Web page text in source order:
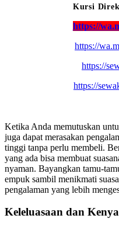
Kursi
https://
https://
https://
https://
Ketika Anda memutuskan
juga dapat merasakan
tinggi tanpa perlu membeli.
yang ada bisa membuat
nyaman. Bayangkan tamu-
empuk sambil menikmati
pengalaman yang lebih
Keleluasaan dan